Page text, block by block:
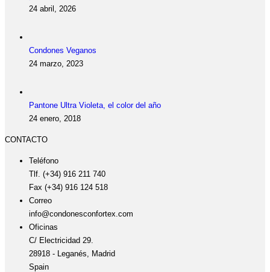
24 abril, 2026
Condones Veganos
24 marzo, 2023
Pantone Ultra Violeta, el color del año
24 enero, 2018
CONTACTO
Teléfono
Tlf. (+34) 916 211 740
Fax (+34) 916 124 518
Correo
info@condonesconfortex.com
Oficinas
C/ Electricidad 29.
28918 - Leganés, Madrid
Spain